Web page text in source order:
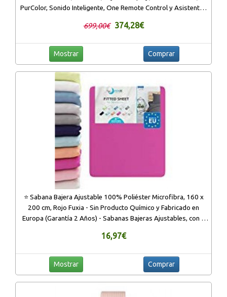
PurColor, Sonido Inteligente, One Remote Control y Asistentes
699,00€ 374,28€
Mostrar Comprar
⭐ Sabana Bajera Ajustable 100% Poliéster Microfibra, 160 x
200 cm, Rojo Fuxia - Sin Producto Químico y Fabricado en
Europa (Garantía 2 Años) - Sabanas Bajeras Ajustables, con 4
16,97€
Mostrar Comprar